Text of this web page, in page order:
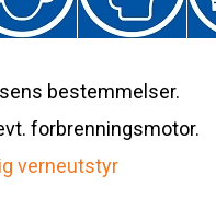
bestemmelser.
forbrenningsmotor.
verneutstyr